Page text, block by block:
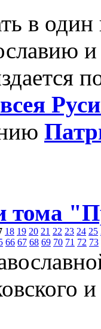
в
тома
18 19 20 21 22 23 24 25
66 67 68 69 70 71 72 73